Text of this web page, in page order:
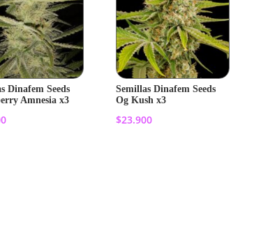
Dinafem Seeds
Amnesia x3
Semillas Dinafem Seeds
Og Kush x3
$23.900